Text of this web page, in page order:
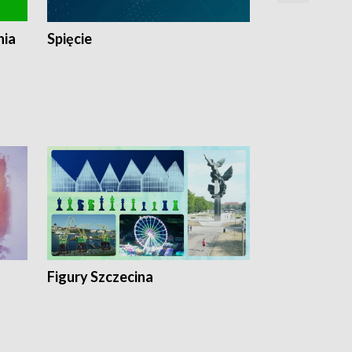
Spięcie
Figury Szczecina